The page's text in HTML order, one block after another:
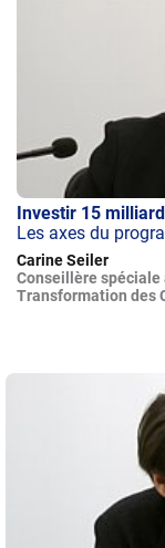
Investir 15
Les axes du
Carine Seiler
Conseillère spéciale
Transformation des